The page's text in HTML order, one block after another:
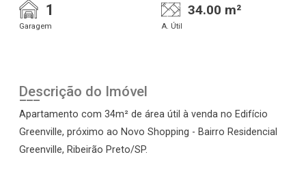
1
Garagem
34.00 m²
A. Útil
Descrição do Imóvel
Apartamento com 34m² de área útil à venda no Edifício
Greenville, próximo ao Novo Shopping - Bairro Residencial
Greenville, Ribeirão Preto/SP.